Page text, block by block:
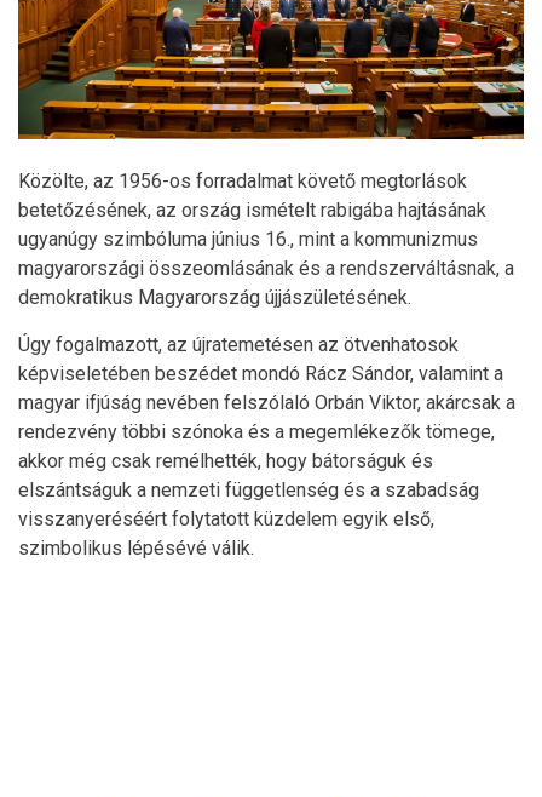
Közölte, az 1956-os forradalmat követő megtorlások
betetőzésének, az ország ismételt rabigába hajtásának
ugyanúgy szimbóluma június 16., mint a kommunizmus
magyarországi összeomlásának és a rendszerváltásnak, a
demokratikus Magyarország újjászületésének.
Úgy fogalmazott, az újratemetésen az ötvenhatosok
képviseletében beszédet mondó Rácz Sándor, valamint a
magyar ifjúság nevében felszólaló Orbán Viktor, akárcsak a
rendezvény többi szónoka és a megemlékezők tömege,
akkor még csak remélhették, hogy bátorságuk és
elszántságuk a nemzeti függetlenség és a szabadság
visszanyeréséért folytatott küzdelem egyik első,
szimbolikus lépésévé válik.